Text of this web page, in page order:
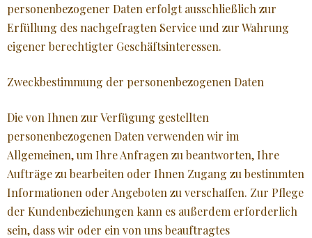
personenbezogener Daten erfolgt ausschließlich zur
Erfüllung des nachgefragten Service und zur Wahrung
eigener berechtigter Geschäftsinteressen.
Zweckbestimmung der personenbezogenen Daten
Die von Ihnen zur Verfügung gestellten
personenbezogenen Daten verwenden wir im
Allgemeinen, um Ihre Anfragen zu beantworten, Ihre
Aufträge zu bearbeiten oder Ihnen Zugang zu bestimmten
Informationen oder Angeboten zu verschaffen. Zur Pflege
der Kundenbeziehungen kann es außerdem erforderlich
sein, dass wir oder ein von uns beauftragtes